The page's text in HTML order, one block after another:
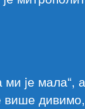
ми jе мала“,